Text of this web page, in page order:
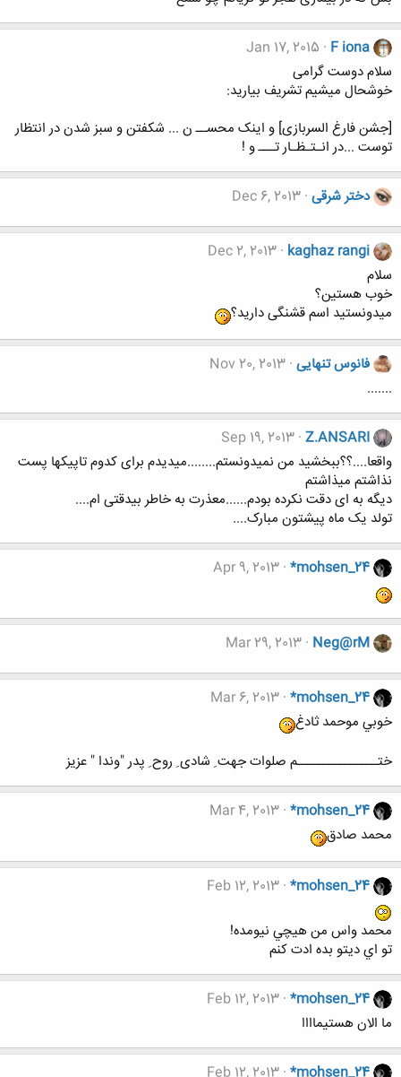
F iona
Jan 17, 2015
سلام دوست گرامی
خوشحال میشیم تشریف بیارید:
[جشن فارغ السربازی] و اینک محســ ن ... شکفتن و سبز شدن در انتظار
توست ...در انـتـظـار تـــ و !
دختر شرقی Dec 6, 2013
kaghaz rangi
Dec 2, 2013
سلام
خوب هستین؟
میدونستید اسم قشنگی دارید؟
فانوس تنهایی Nov 20, 2013
.......
Z.ANSARI
Sep 19, 2013
واقعا....؟؟ببخشید من نمیدونستم........میدیدم برای کدوم تاپیکها پست
نذاشتم میذاشتم
دیگه به ای دقت نکرده بودم......معذرت به خاطر بیدقتی ام....
تولد یک ماه پیشتون مبارک....
*mohsen_24
Apr 9, 2013
Neg@rM
Mar 29, 2013
*mohsen_24
Mar 6, 2013
خوبي موحمد ثادغ
ختـــــــــــــــم صلوات جهت ِ شادی ِ روح ِ پدر "وندا " عزیز
*mohsen_24
Mar 4, 2013
محمد صادق
*mohsen_24
Feb 12, 2013
محمد واس من هيچي نيومده!
تو اي ديتو بده ادت کنم
*mohsen_24
Feb 12, 2013
ما الان هستيماااا